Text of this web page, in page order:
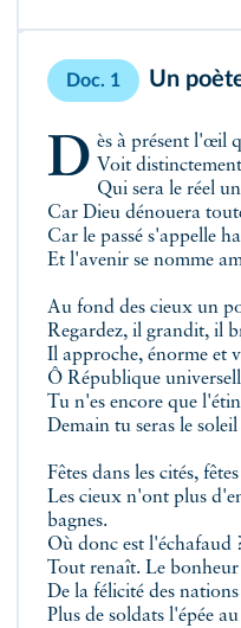
Doc. 1 Un
Dès à présent l'œil
Voit
Qui sera le réel
Car Dieu dénouera
Car le passé s'appelle
Et l'avenir se nomme
Au fond des cieux un
Regardez, il grandit, il
Il approche, énorme et
Ô République
Tu n'es encore que
Demain tu seras le soleil
Fêtes dans les cités,
Les cieux n'ont plus
bagnes.
Où donc est l'échafaud
Tout renaît. Le bonheur
De la félicité des nations
Plus de soldats l'épée